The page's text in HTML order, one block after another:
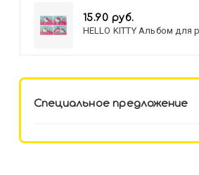
15.90 руб.
HELLO KITTY Альбом для
Специальное предложение